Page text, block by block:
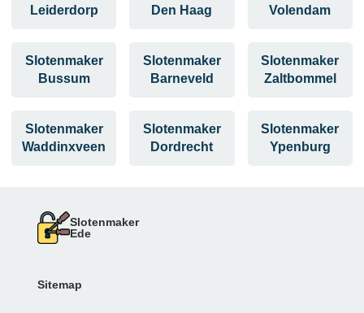
Leiderdorp
Den Haag
Volendam
Slotenmaker
Bussum
Slotenmaker
Barneveld
Slotenmaker
Zaltbommel
Slotenmaker
Waddinxveen
Slotenmaker
Dordrecht
Slotenmaker
Ypenburg
Slotenmaker
Ede
Sitemap